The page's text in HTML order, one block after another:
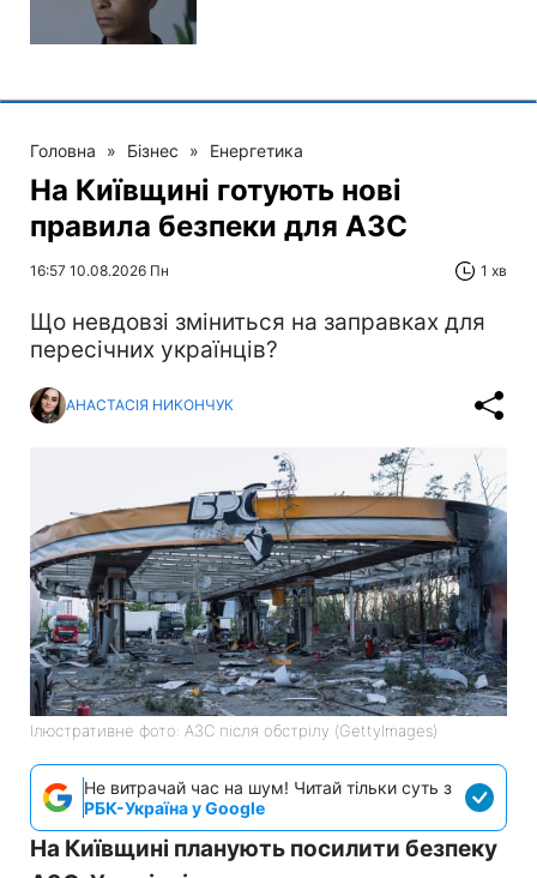
Головна » Бізнес » Енергетика
На Київщині готують нові
правила безпеки для АЗС
16:57 10.08.2026 Пн 1 хв
Що невдовзі зміниться на заправках для
пересічних українців?
АНАСТАСІЯ НИКОНЧУК
Ілюстративне фото: АЗС після обстрілу (GettyImages)
Не витрачай час на шум! Читай тільки суть з
РБК-Україна у Google
На Київщині планують посилити безпеку